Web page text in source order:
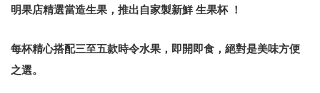
明果店精選當造生果，推出自家製新鮮 生果杯 ！
每杯精心搭配三至五款時令水果，即開即食，絕對是美味方便
之選。